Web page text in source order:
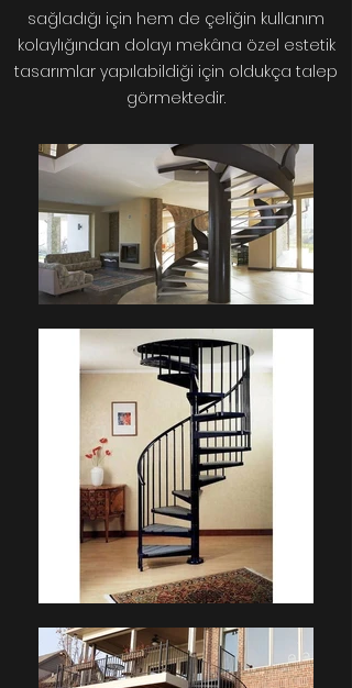
sağladığı için hem de çeliğin kullanım
kolaylığından dolayı mekâna özel estetik
tasarımlar yapılabildiği için oldukça talep
görmektedir.